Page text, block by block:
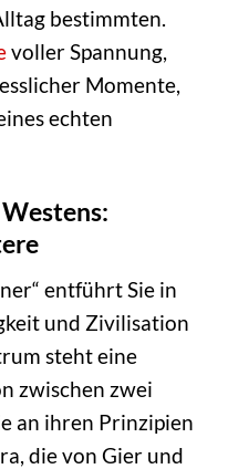
bestimmten.
voller Spannung,
Momente,
echten
entführt Sie in
und Zivilisation
steht eine
zwischen zwei
an ihren Prinzipien
die von Gier und